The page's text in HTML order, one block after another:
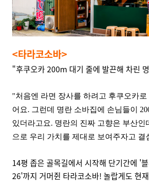
<타라코소바>
"후쿠오카 200m 대기 줄에 발끈해 차린
"처음엔 라면 장사를 하려고 후쿠오카
어요. 그런데 명란 소바집에 손님들이
있더라고요. 명란의 진짜 고향은 부산인
으로 우리 가치를 제대로 보여주자고 결
14평 좁은 골목길에서 시작해 단기간에 '
26'까지 거머쥔 타라코소바! 놀랍게도 현